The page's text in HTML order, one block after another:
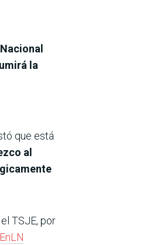
la
que está
al
TSJE, por